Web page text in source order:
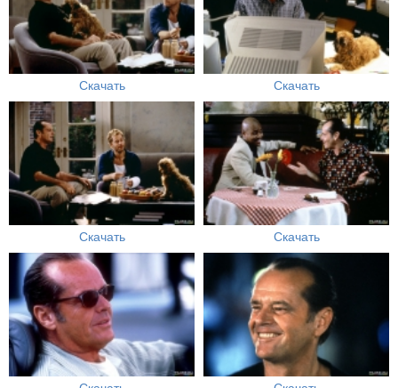
Скачать Скачать
Скачать Скачать